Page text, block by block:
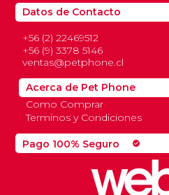
Pago 100% Seguro check_circle
Datos de Contacto
+56 (2) 22469512
+56 (9) 3378 5146
ventas@petphone.cl
Acerca de Pet Phone
Como Comprar
Terminos y Condiciones